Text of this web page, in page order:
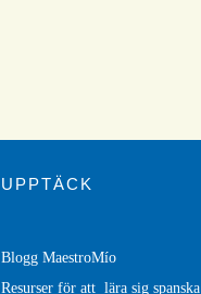
UPPTÄCK
Blogg MaestroMío
Resurser för att lära sig spanska